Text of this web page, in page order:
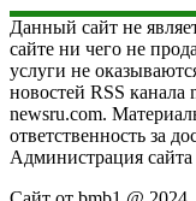
Данный сайт не
сайте ни чего не
услуги не
новостей RSS канала
newsru.com.
ответственность за
Администрация сайта